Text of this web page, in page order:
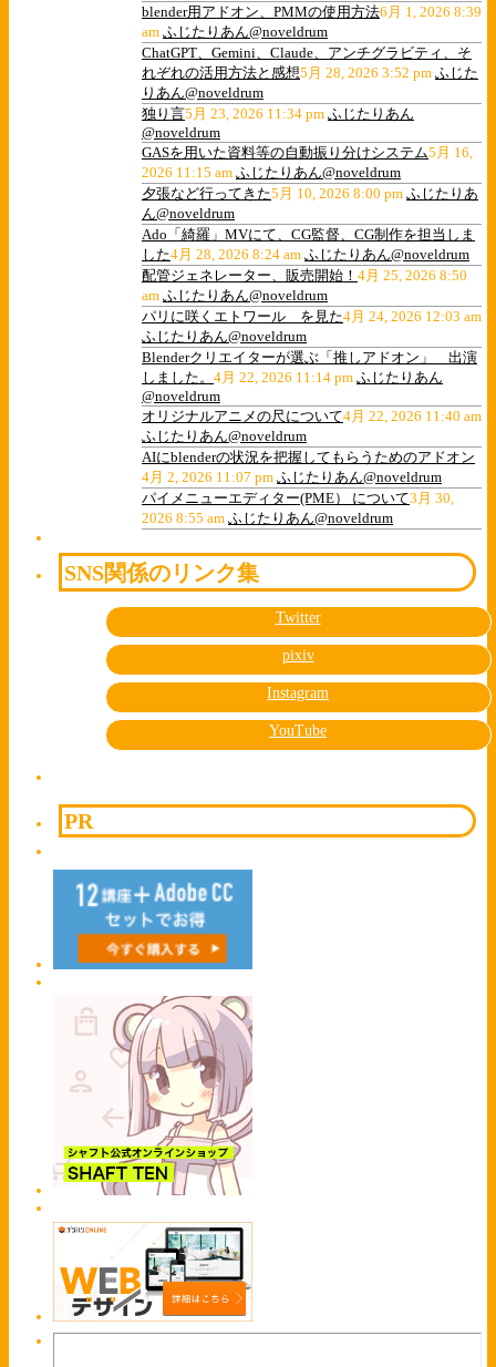
blender用アドオン、PMMの使用方法6月 1, 2026 8:39
am ふじたりあん@noveldrum
ChatGPT、Gemini、Claude、アンチグラビティ、そ
れぞれの活用方法と感想5月 28, 2026 3:52 pm ふじた
りあん@noveldrum
独り言5月 23, 2026 11:34 pm ふじたりあん
@noveldrum
GASを用いた資料等の自動振り分けシステム5月 16,
2026 11:15 am ふじたりあん@noveldrum
夕張など行ってきた5月 10, 2026 8:00 pm ふじたりあ
ん@noveldrum
Ado「綺羅」MVにて、CG監督、CG制作を担当しま
した4月 28, 2026 8:24 am ふじたりあん@noveldrum
配管ジェネレーター、販売開始！ 4月 25, 2026 8:50
am ふじたりあん@noveldrum
パリに咲くエトワール を見た4月 24, 2026 12:03 am
ふじたりあん@noveldrum
Blenderクリエイターが選ぶ「推しアドオン」 出演
しました。 4月 22, 2026 11:14 pm ふじたりあん
@noveldrum
オリジナルアニメの尺について4月 22, 2026 11:40 am
ふじたりあん@noveldrum
AIにblenderの状況を把握してもらうためのアドオン
4月 2, 2026 11:07 pm ふじたりあん@noveldrum
パイメニューエディター(PME） について3月 30,
2026 8:55 am ふじたりあん@noveldrum
SNS関係のリンク集
Twitter
pixiv
Instagram
YouTube
PR